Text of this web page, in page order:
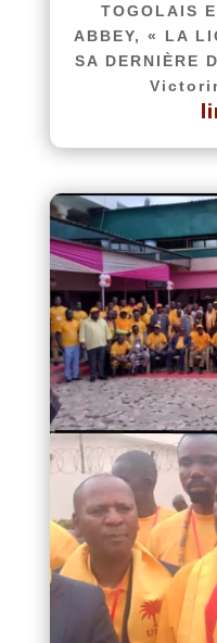
TOGOLAIS
ABBEY, « LA
SA DERNIÈRE